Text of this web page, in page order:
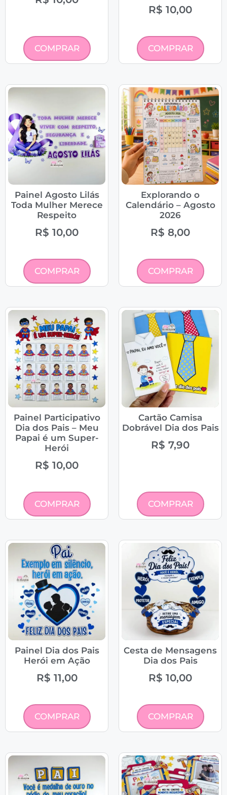
COMPRAR
R$ 10,00
COMPRAR
Painel Agosto Lilás
Toda Mulher Merece
Respeito
R$ 10,00
COMPRAR
Explorando o
Calendário – Agosto
2026
R$ 8,00
COMPRAR
Painel Participativo
Dia dos Pais – Meu
Papai é um Super-
Herói
R$ 10,00
COMPRAR
Cartão Camisa
Dobrável Dia dos Pais
R$ 7,90
COMPRAR
Painel Dia dos Pais
Herói em Ação
R$ 11,00
COMPRAR
Cesta de Mensagens
Dia dos Pais
R$ 10,00
COMPRAR